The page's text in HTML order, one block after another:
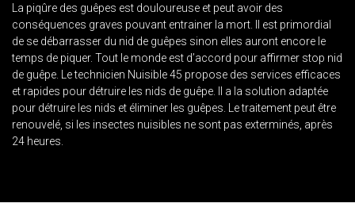
La piqûre des guêpes est douloureuse et peut avoir des
conséquences graves pouvant entrainer la mort. Il est primordial
de se débarrasser du nid de guêpes sinon elles auront encore le
temps de piquer. Tout le monde est d’accord pour affirmer stop nid
de guêpe. Le technicien Nuisible 45 propose des services efficaces
et rapides pour détruire les nids de guêpe. Il a la solution adaptée
pour détruire les nids et éliminer les guêpes. Le traitement peut être
renouvelé, si les insectes nuisibles ne sont pas exterminés, après
24 heures.